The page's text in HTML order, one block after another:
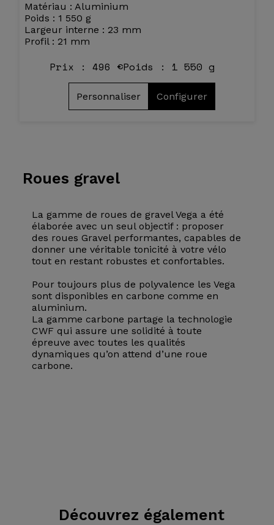
Matériau : Aluminium
Poids : 1 550 g
Largeur interne : 23 mm
Profil : 21 mm
Prix : 496 €Poids : 1 550 g
Personnaliser Configurer
Roues gravel
La gamme de roues de gravel Vega a été
élaborée avec un seul objectif : proposer
des roues Gravel performantes, capables de
donner une véritable tonicité à votre vélo
tout en restant robustes et confortables.
Pour toujours plus de polyvalence les Vega
sont disponibles en carbone comme en
aluminium.
La gamme carbone partage la technologie
CWF qui assure une solidité à toute
épreuve avec toutes les qualités
dynamiques qu’on attend d’une roue
carbone.
Découvrez également